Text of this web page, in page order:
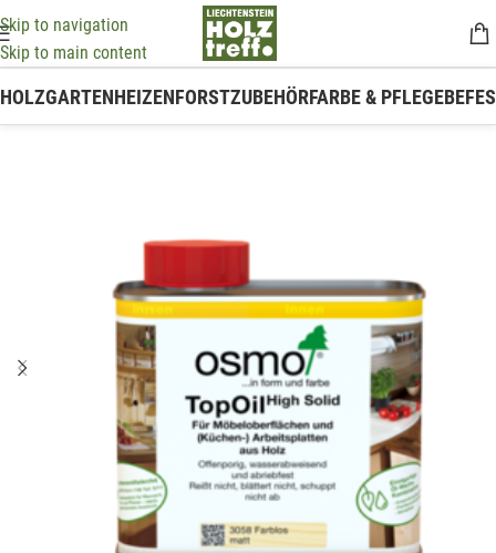
Skip to navigation
Skip to main content
HOLZGARTENHEIZENFORSTZUBEHÖRFARBE & PFLEGE